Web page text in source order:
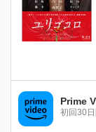
Prime
初回30